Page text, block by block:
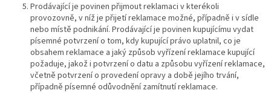
Prodávající je povinen přijmout reklamaci v kterékoli
provozovně, v níž je přijetí reklamace možné, případně i v sídle
nebo místě podnikání. Prodávající je povinen kupujícímu vydat
písemné potvrzení o tom, kdy kupující právo uplatnil, co je
obsahem reklamace a jaký způsob vyřízení reklamace kupující
požaduje, jakož i potvrzení o datu a způsobu vyřízení reklamace,
včetně potvrzení o provedení opravy a době jejího trvání,
případně písemné odůvodnění zamítnutí reklamace.